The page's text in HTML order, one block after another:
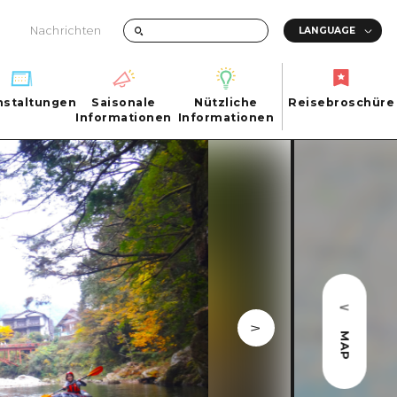
Nachrichten
City
Saisonale
Informationen
Informationen
Nützliche
Informationen
Informationen
FAQs
Foto-Download
Transportinformationen bei Katastrophen
Reisebroschüre
MAP